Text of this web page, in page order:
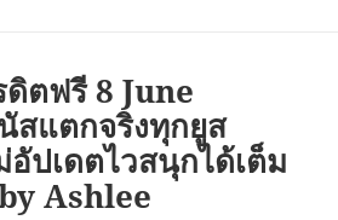
ตฟรี 8 June
สแตกจริงทุกยูส
ปเดตไวสนุกได้เต็ม
Ashlee